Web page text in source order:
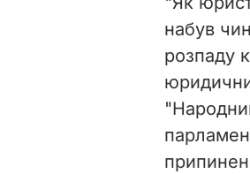
набув
розпаду